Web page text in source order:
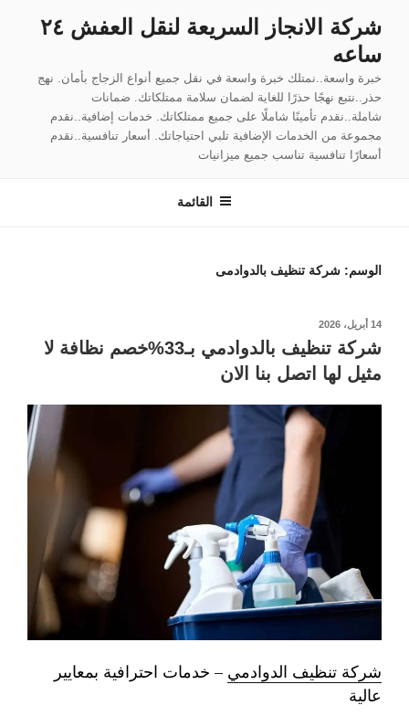
المحتوى
شركة الانجاز السريعة لنقل العفش ٢٤
ساعه
خبرة واسعة..نمتلك خبرة واسعة في نقل جميع أنواع الزجاج بأمان. نهج
حذر..نتبع نهجًا حذرًا للغاية لضمان سلامة ممتلكاتك. ضمانات
شاملة..نقدم تأمينًا شاملًا على جميع ممتلكاتك. خدمات إضافية..نقدم
مجموعة من الخدمات الإضافية تلبي احتياجاتك. أسعار تنافسية..نقدم
أسعارًا تنافسية تناسب جميع ميزانيات
القائمة
الوسم: شركة تنظيف بالدوادمى
نُشر
14 أبريل، 2026
شركة تنظيف بالدوادمي بـ33%خصم نظافة لا
مثيل لها اتصل بنا الان
شركة تنظيف الدوادمي – خدمات احترافية بمعايير
عالية